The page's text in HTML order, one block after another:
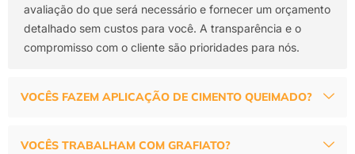
avaliação do que será necessário e fornecer um orçamento
detalhado sem custos para você. A transparência e o
compromisso com o cliente são prioridades para nós.
VOCÊS FAZEM APLICAÇÃO DE CIMENTO QUEIMADO?
VOCÊS TRABALHAM COM GRAFIATO?